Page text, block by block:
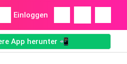
Einloggen
App herunter 📲